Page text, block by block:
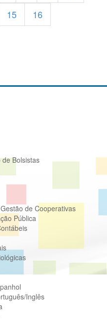
15
16
Bolsistas
de Cooperativas
Pública
Inglês